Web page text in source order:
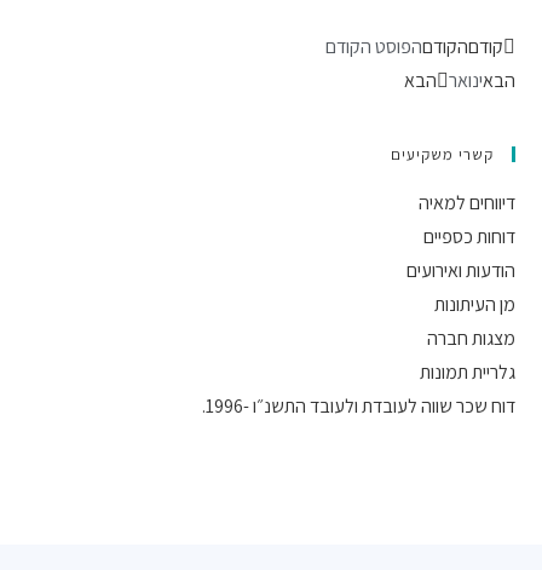
קודםהקודםהפוסט הקודם
הבאינואר הבא
קשרי משקיעים
דיווחים למאיה
דוחות כספיים
הודעות ואירועים
מן העיתונות
מצגות חברה
גלריית תמונות
דוח שכר שווה לעובדת ולעובד התשנ״ו -1996.